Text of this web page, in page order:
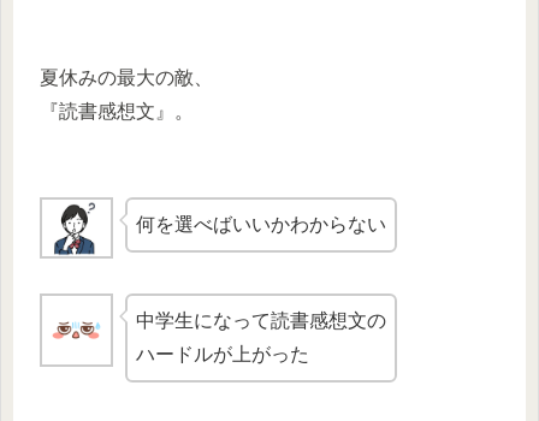
夏休みの最大の敵、
『読書感想文』。
何を選べばいいかわからない
中学生になって読書感想文の
ハードルが上がった